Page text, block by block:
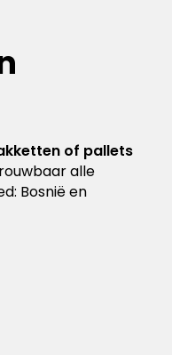
of pallets
alle
Bosnië en